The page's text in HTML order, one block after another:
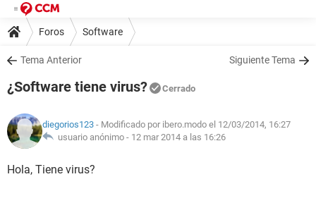
Foros Software
Tema Anterior Siguiente Tema
¿Software tiene virus? Cerrado
diegorios123 - Modificado por ibero.modo el 12/03/2014, 16:27
usuario anónimo - 12 mar 2014 a las 16:26
Hola, Tiene virus?